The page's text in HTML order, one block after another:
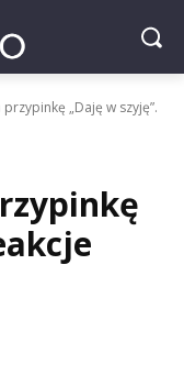
„Daję w szyję”.